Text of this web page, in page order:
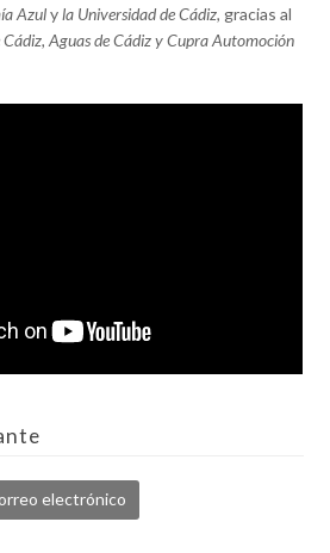
Azulyla Universidad de Cádiz, gracias al
Cádiz,Aguas de CádizyCupra Automoción
electrónico